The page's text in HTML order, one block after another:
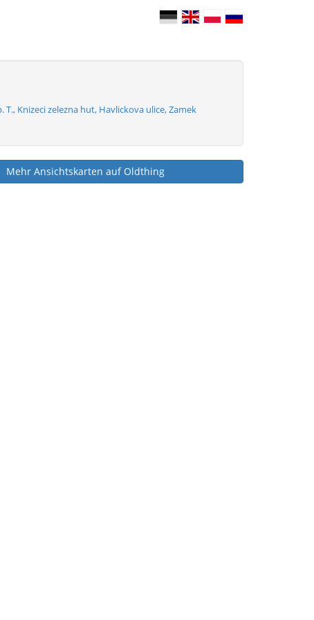
T., Knizeci zelezna hut, Havlickova ulice, Zamek
Mehr Ansichtskarten auf Oldthing